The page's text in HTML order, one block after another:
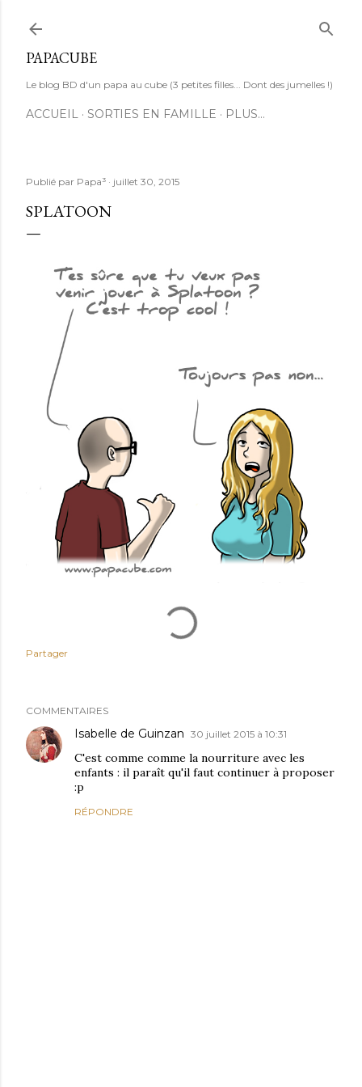
PAPACUBE
Le blog BD d'un papa au cube (3 petites filles... Dont des jumelles !)
ACCUEIL SORTIES EN FAMILLE PLUS…
Publié par Papa³ juillet 30, 2015
SPLATOON
Partager
COMMENTAIRES
Isabelle de Guinzan 30 juillet 2015 à 10:31
C'est comme comme la nourriture avec les
enfants : il paraît qu'il faut continuer à proposer
:p
RÉPONDRE